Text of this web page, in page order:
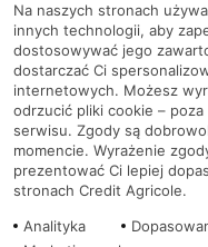
RODO
Regulamin serwisu
Mapa serwisu
PolitykaCookies
Na naszych stronach
innych technologii, aby
dostosowywać jego
dostarczać Ci
internetowych. Możesz
odrzucić pliki cookie –
serwisu. Zgody są
momencie. Wyrażenie
prezentować Ci lepiej
stronach Credit Agricole.
Analityka